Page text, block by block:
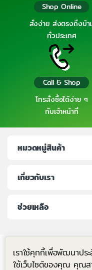
Shop Online
สั่งง่าย ส่งตรงถึงบ้า
ทั่วประเทศ
Call & Shop
โทรสั่งซื้อได้ง่าย ๆ
กับเจ้าหน้าที่
หมวดหมู่สินค้า
เกี่ยวกับเรา
ช่วยเหลือ
เราใช้คุกกี้เพื่อพัฒนาปร
ใช้เว็บไซต์ของคุณ คุณส